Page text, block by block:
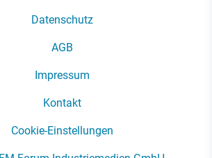
Datenschutz
AGB
Impressum
Kontakt
Cookie-Einstellungen